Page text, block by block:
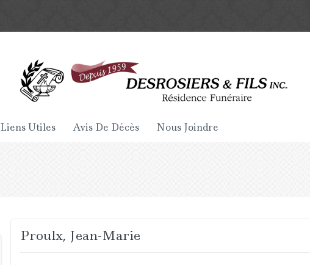
Liens Utiles Avis De Décès Nous Joindre
Proulx, Jean-Marie